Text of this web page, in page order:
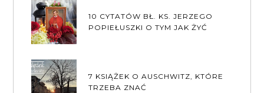
10 CYTATÓW BŁ. KS. JERZEGO
POPIEŁUSZKI O TYM JAK ŻYĆ
7 KSIĄŻEK O AUSCHWITZ, KTÓRE
TRZEBA ZNAĆ